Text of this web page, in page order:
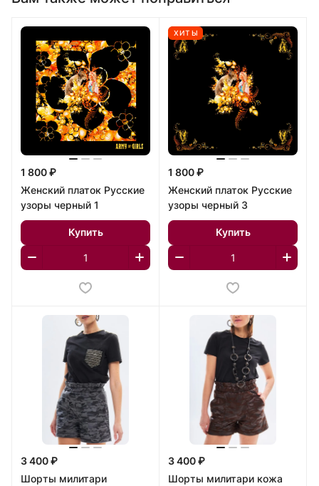
1 800 ₽
Женский платок Русские
узоры черный 1
Купить
ХИТЫ
1 800 ₽
Женский платок Русские
узоры черный 3
Купить
3 400 ₽
Шорты милитари
3 400 ₽
Шорты милитари кожа